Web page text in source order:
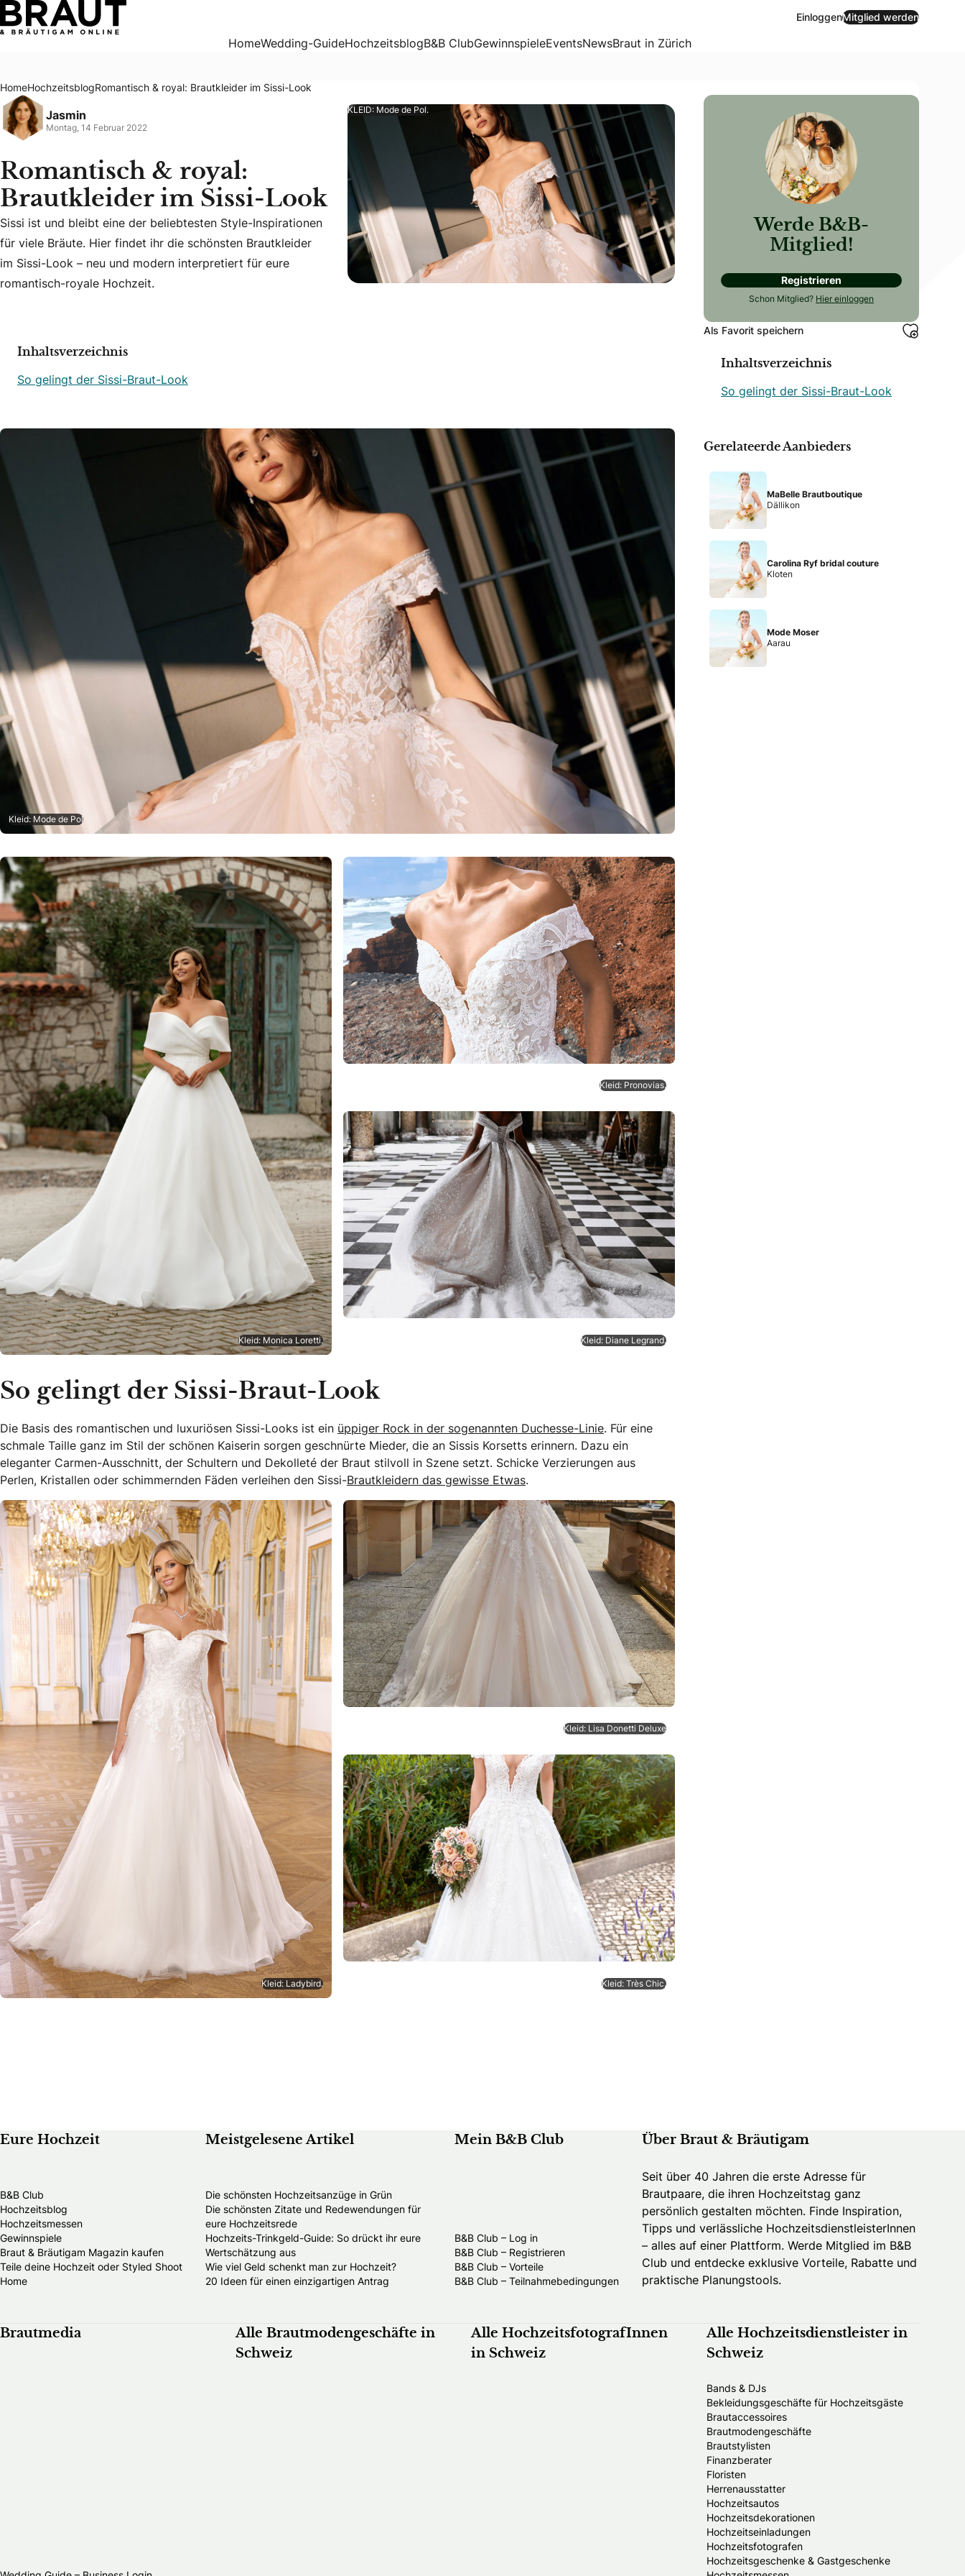
Romantisch & royal: Brautkleider im Sissi-Look
EinloggenMitglied werden
HomeWedding-GuideHochzeitsblogB&B ClubGewinnspieleEventsNewsBraut in Zürich
HomeHochzeitsblogRomantisch & royal: Brautkleider im Sissi-Look
Jasmin
Montag, 14 Februar 2022
Romantisch & royal:
Brautkleider im Sissi-Look
Sissi ist und bleibt eine der beliebtesten Style-Inspirationen für viele Bräute. Hier findet ihr die schönsten Brautkleider im Sissi-Look – neu und modern interpretiert für eure
Sissi ist und bleibt eine der beliebtesten Style-Inspirationen
für viele Bräute. Hier findet ihr die schönsten Brautkleider
im Sissi-Look – neu und modern interpretiert für eure
romantisch-royale Hochzeit.
KLEID: Mode de Pol.
Inhaltsverzeichnis
So gelingt der Sissi-Braut-Look
Kleid: Mode de Pol
Kleid: Monica Loretti.
Kleid: Pronovias.
Kleid: Diane Legrand.
So gelingt der Sissi-Braut-Look
Die Basis des romantischen und luxuriösen Sissi-Looks ist ein üppiger Rock in der sogenannten Duchesse-Linie. Für eine
schmale Taille ganz im Stil der schönen Kaiserin sorgen geschnürte Mieder, die an Sissis Korsetts erinnern. Dazu ein
eleganter Carmen-Ausschnitt, der Schultern und Dekolleté der Braut stilvoll in Szene setzt. Schicke Verzierungen aus
Perlen, Kristallen oder schimmernden Fäden verleihen den Sissi-Brautkleidern das gewisse Etwas.
Kleid: Ladybird.
Kleid: Lisa Donetti Deluxe
Kleid: Très Chic.
Werde B&B-
Mitglied!
Registrieren
Schon Mitglied? Hier einloggen
Als Favorit speichern
Inhaltsverzeichnis
So gelingt der Sissi-Braut-Look
Gerelateerde Aanbieders
MaBelle Brautboutique
Dällikon
Carolina Ryf bridal couture
Kloten
Mode Moser
Aarau
Eure Hochzeit
B&B Club
Hochzeitsblog
Hochzeitsmessen
Gewinnspiele
Braut & Bräutigam Magazin kaufen
Teile deine Hochzeit oder Styled Shoot
Home
Meistgelesene Artikel
Die schönsten Hochzeitsanzüge in Grün
Die schönsten Zitate und Redewendungen für
eure Hochzeitsrede
Hochzeits-Trinkgeld-Guide: So drückt ihr eure
Wertschätzung aus
Wie viel Geld schenkt man zur Hochzeit?
20 Ideen für einen einzigartigen Antrag
Mein B&B Club
B&B Club – Log in
B&B Club – Registrieren
B&B Club – Vorteile
B&B Club – Teilnahmebedingungen
Über Braut & Bräutigam
Seit über 40 Jahren die erste Adresse für
Brautpaare, die ihren Hochzeitstag ganz
persönlich gestalten möchten. Finde Inspiration,
Tipps und verlässliche HochzeitsdienstleisterInnen
– alles auf einer Plattform. Werde Mitglied im B&B
Club und entdecke exklusive Vorteile, Rabatte und
praktische Planungstools.
Brautmedia
Alle Brautmodengeschäfte in
Schweiz
Alle HochzeitsfotografInnen
in Schweiz
Alle Hochzeitsdienstleister in
Schweiz
Bands & DJs
Bekleidungsgeschäfte für Hochzeitsgäste
Brautaccessoires
Brautmodengeschäfte
Brautstylisten
Finanzberater
Floristen
Herrenausstatter
Hochzeitsautos
Hochzeitsdekorationen
Hochzeitseinladungen
Hochzeitsfotografen
Hochzeitsgeschenke & Gastgeschenke